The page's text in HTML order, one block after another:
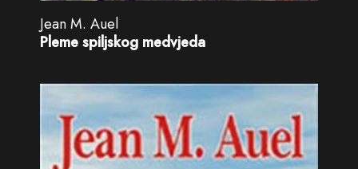
Jean M. Auel
Pleme spiljskog medvjeda